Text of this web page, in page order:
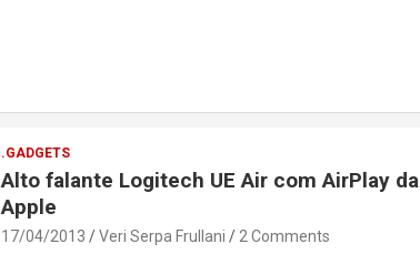
.GADGETS
Alto falante Logitech UE Air com AirPlay da
Apple
17/04/2013 Veri Serpa Frullani 2 Comments